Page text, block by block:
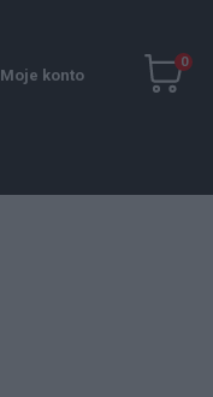
Moje konto
0